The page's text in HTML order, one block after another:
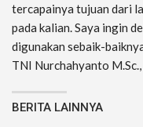
tercapainya tujuan dari
pada kalian. Saya ingin
digunakan sebaik-
TNI Nurchahyanto M.Sc.,
BERITA LAINNYA